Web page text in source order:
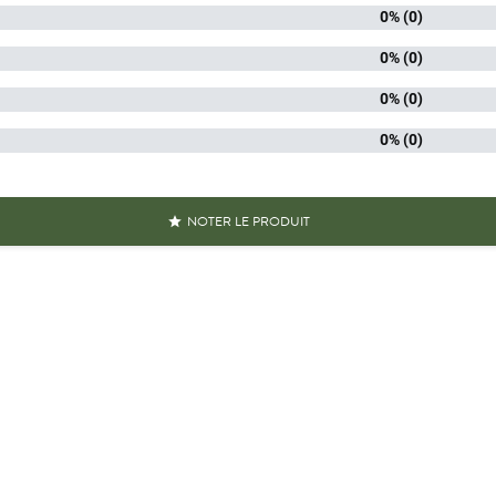
Références spécifiques
13
0% (0)
0% (0)
0% (0)
0% (0)
 NOTER LE PRODUIT